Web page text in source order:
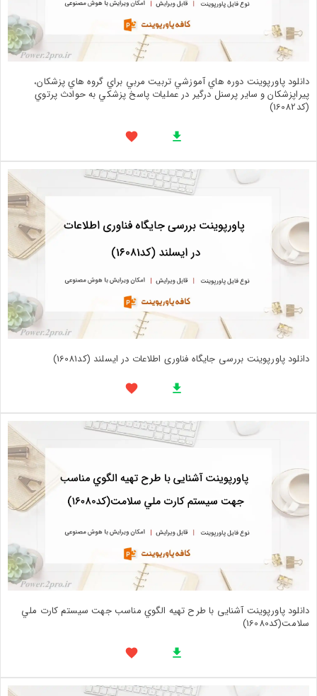
دانلود پاورپوینت دوره هاي آموزشي تربيت مربي براي گروه هاي پزشكان،
پيراپزشكان و ساير پرسنل درگير در عمليات پاسخ پزشكي به حوادث پرتوي
(کد16082)
دانلود پاورپوینت بررسی جایگاه فناوری اطلاعات در ایسلند (کد16081)
دانلود پاورپوینت آشنایی با طرح تهيه الگوي مناسب جهت سيستم كارت ملي
سلامت(کد16080)